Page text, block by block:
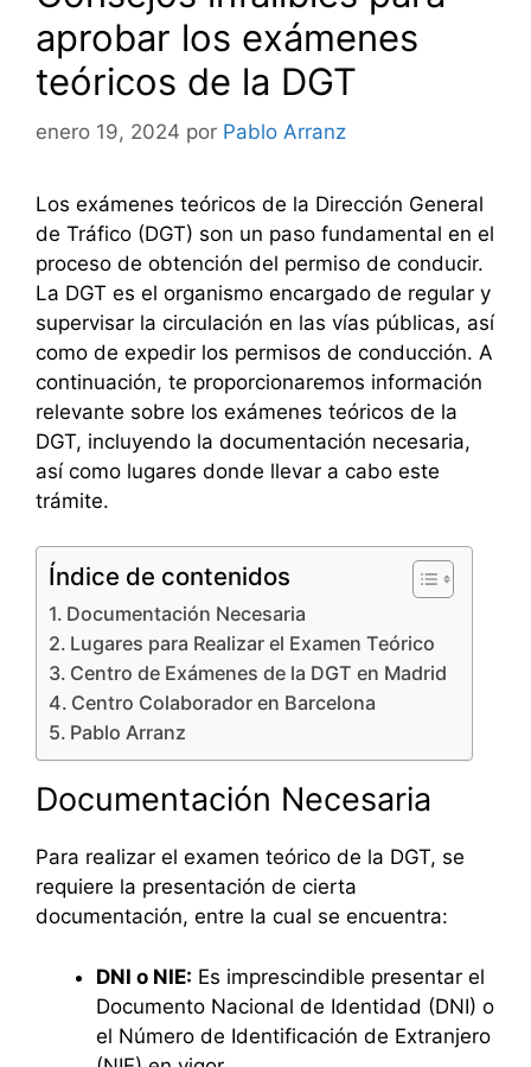
aprobar los exámenes
teóricos de la DGT
enero 19, 2024 por Pablo Arranz
Los exámenes teóricos de la Dirección General
de Tráfico (DGT) son un paso fundamental en el
proceso de obtención del permiso de conducir.
La DGT es el organismo encargado de regular y
supervisar la circulación en las vías públicas, así
como de expedir los permisos de conducción. A
continuación, te proporcionaremos información
relevante sobre los exámenes teóricos de la
DGT, incluyendo la documentación necesaria,
así como lugares donde llevar a cabo este
trámite.
Índice de contenidos
Documentación Necesaria
Lugares para Realizar el Examen Teórico
Centro de Exámenes de la DGT en Madrid
Centro Colaborador en Barcelona
Pablo Arranz
Documentación Necesaria
Para realizar el examen teórico de la DGT, se
requiere la presentación de cierta
documentación, entre la cual se encuentra:
DNI o NIE: Es imprescindible presentar el
Documento Nacional de Identidad (DNI) o
el Número de Identificación de Extranjero